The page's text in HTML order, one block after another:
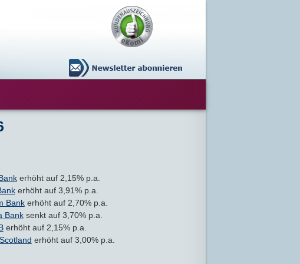
erhöht auf 2,15% p.a.
erhöht auf 3,91% p.a.
Bankerhöht auf 2,70% p.a.
Banksenkt auf 3,70% p.a.
erhöht auf 2,15% p.a.
erhöht auf 3,00% p.a.